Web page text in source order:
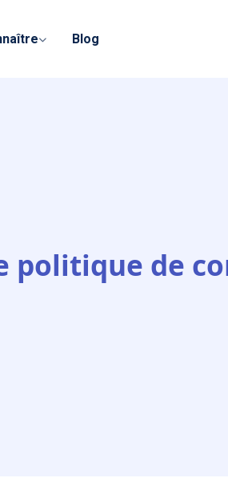
Blog
politique de